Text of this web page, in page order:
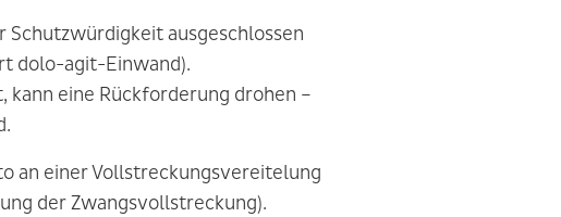
Schutzwürdigkeit ausgeschlossen
dolo-agit-Einwand).
kann eine Rückforderung drohen –
an einer Vollstreckungsvereitelung
der Zwangsvollstreckung).